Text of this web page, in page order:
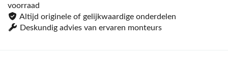
voorraad
Altijd originele of gelijkwaardige onderdelen
Deskundig advies van ervaren monteurs